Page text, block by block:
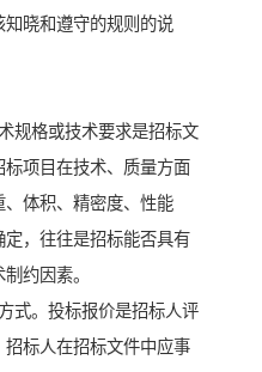
知晓和遵守的规则的说
规格或技术要求是招标文
项目在技术、质量方面
体积、精密度、性能
，往往是招标能否具有
约因素。
式。投标报价是招标人评
标人在招标文件中应事